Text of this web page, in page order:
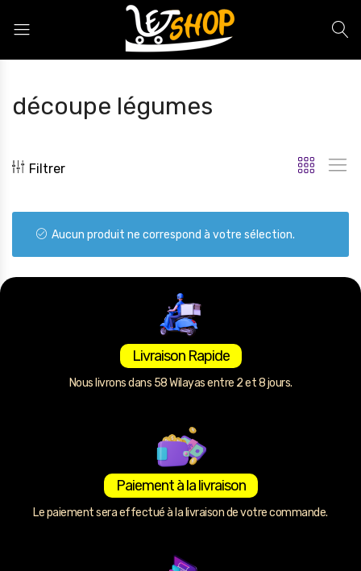
découpe légumes
Filtrer
Aucun produit ne correspond à votre sélection.
Livraison Rapide
Nous livrons dans 58 Wilayas entre 2 et 8 jours.
Paiement à la livraison
Le paiement sera effectué à la livraison de votre commande.